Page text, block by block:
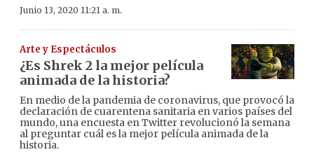
Junio 13, 2020 11:21 a. m.
Arte y Espectáculos
¿Es Shrek 2 la mejor película
animada de la historia?
En medio de la pandemia de coronavirus, que provocó la
declaración de cuarentena sanitaria en varios países del
mundo, una encuesta en Twitter revolucionó la semana
al preguntar cuál es la mejor película animada de la
historia.